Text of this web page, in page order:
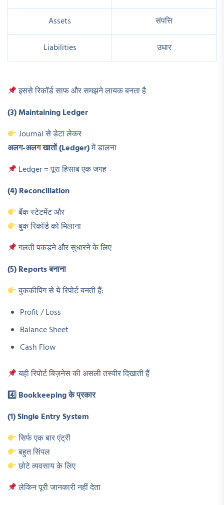
Assets संपत्ति
Liabilities उधार
इससे रिकॉर्ड साफ और समझने लायक बनता है
(3) Maintaining Ledger
Journal से डेटा लेकर
अलग-अलग खातों (Ledger)में डालना
Ledger = पूरा हिसाब एक जगह
(4) Reconciliation
बैंक स्टेटमेंट और
बुक रिकॉर्ड को मिलाना
गलती पकड़ने और सुधारने के लिए
(5) Reportsबनाना
बुककीपिंग से ये रिपोर्ट बनती हैं:
Profit / Loss
Balance Sheet
Cash Flow
यही रिपोर्ट बिज़नेस की असली तस्वीर दिखाती हैं
4️⃣ Bookkeepingके प्रकार
(1) Single Entry System
सिर्फ एक बार एंट्री
बहुत सिंपल
छोटे व्यवसाय के लिए
लेकिन पूरी जानकारी नहीं देता